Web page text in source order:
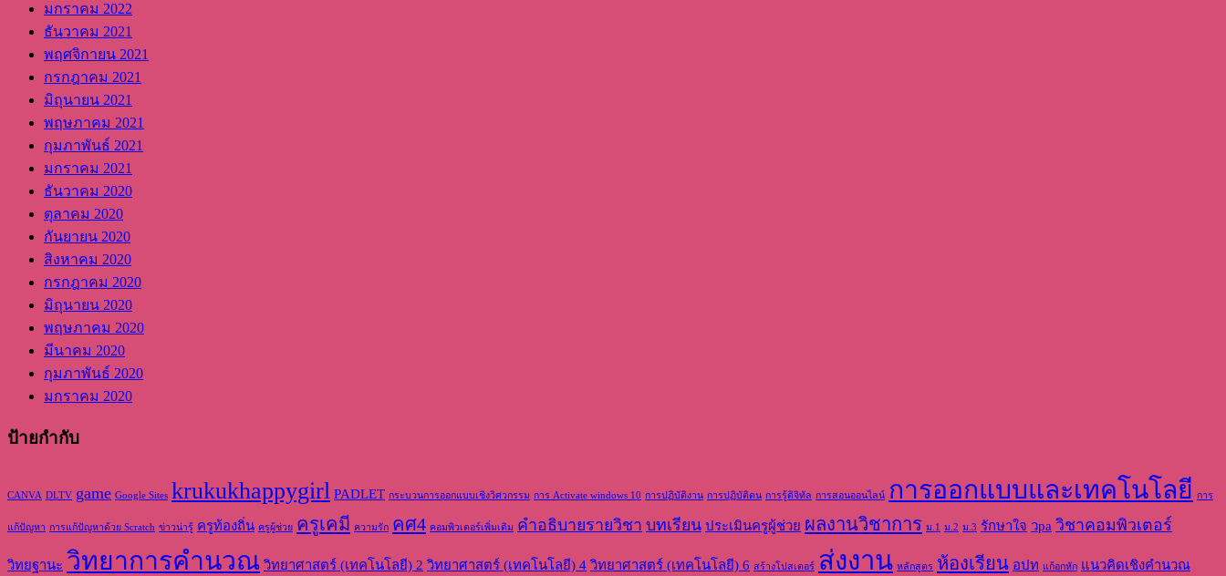
มกราคม 2022
ธันวาคม 2021
พฤศจิกายน 2021
กรกฎาคม 2021
มิถุนายน 2021
พฤษภาคม 2021
กุมภาพันธ์ 2021
มกราคม 2021
ธันวาคม 2020
ตุลาคม 2020
กันยายน 2020
สิงหาคม 2020
กรกฎาคม 2020
มิถุนายน 2020
พฤษภาคม 2020
มีนาคม 2020
กุมภาพันธ์ 2020
มกราคม 2020
ป้ายกำกับ
CANVA DLTV game Google Sites krukukhappygirl PADLET กระบวนการออกแบบเชิงวิศวกรรม การ Activate windows 10 การปฏิบัติงาน การปฏิบัติตน การรู้ดิจิทัล การสอนออนไลน์ การออกแบบและเทคโนโลยี การ
แก้ปัญหา การแก้ปัญหาด้วย Scratch ข่าวน่ารู้ ครูท้องถิ่น ครูผู้ช่วย ครูเคมี ความรัก คศ4 คอมพิวเตอร์เพิ่มเติม คำอธิบายรายวิชา บทเรียน ประเมินครูผู้ช่วย ผลงานวิชาการ ม.1 ม.2 ม.3 รักษาใจ วpa วิชาคอมพิวเตอร์
วิทยฐานะ วิทยาการคำนวณ วิทยาศาสตร์ (เทคโนโลยี) 2 วิทยาศาสตร์ (เทคโนโลยี) 4 วิทยาศาสตร์ (เทคโนโลยี) 6 สร้างโปสเตอร์ ส่งงาน หลักสูตร ห้องเรียน อปท แก้อกหัก แนวคิดเชิงคำนวณ